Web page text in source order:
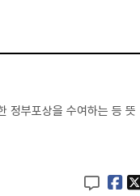
정부포상을 수여하는 등 뜻